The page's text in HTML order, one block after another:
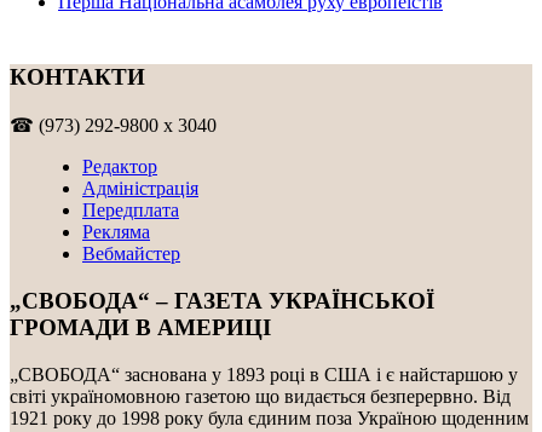
КОНТАКТИ
☎ (973) 292-9800 x 3040
Редактор
Адміністрація
Передплата
Рекляма
Вебмайстер
„СВОБОДА“ – ГАЗЕТА УКРАЇНСЬКОЇ
ГРОМАДИ В АМЕРИЦІ
„СВОБОДА“ заснована у 1893 році в США і є найстаршою у
світі україномовною газетою що видається безперервно. Від
1921 року до 1998 року була єдиним поза Україною щоденним